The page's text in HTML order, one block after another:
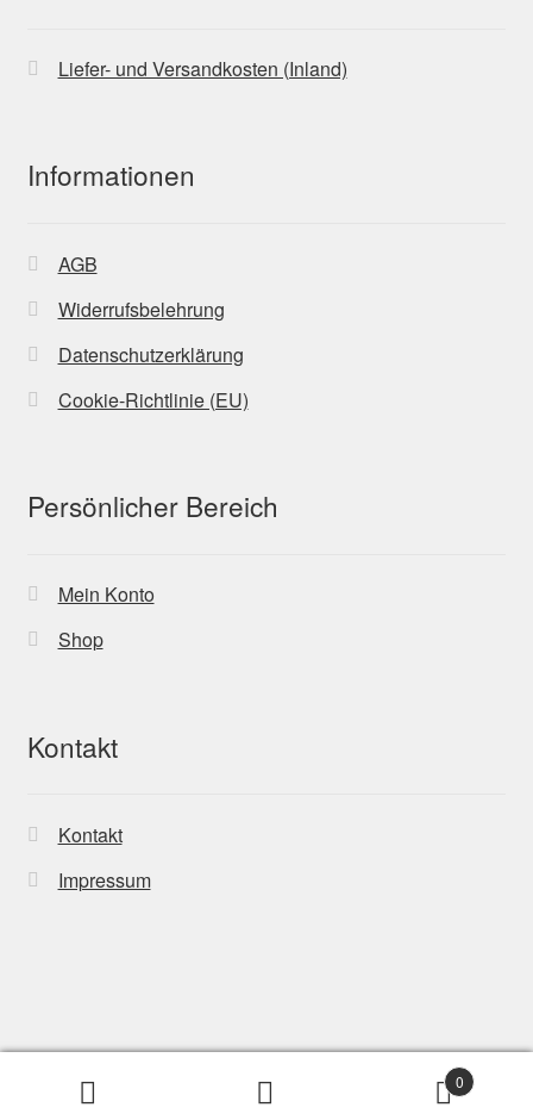
Liefer- und Versandkosten (Inland)
Informationen
AGB
Widerrufsbelehrung
Datenschutzerklärung
Cookie-Richtlinie (EU)
Persönlicher Bereich
Mein Konto
Shop
Kontakt
Kontakt
Impressum
0